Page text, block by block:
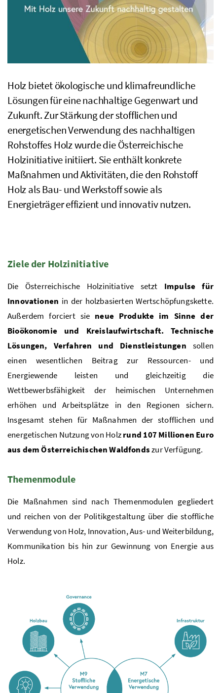
Holz bietet ökologische und klimafreundliche
Lösungen für eine nachhaltige Gegenwart und
Zukunft. Zur Stärkung der stofflichen und
energetischen Verwendung des nachhaltigen
Rohstoffes Holz wurde die Österreichische
Holzinitiative initiiert. Sie enthält konkrete
Maßnahmen und Aktivitäten, die den Rohstoff
Holz als Bau- und Werkstoff sowie als
Energieträger effizient und innovativ nutzen.
Ziele der Holzinitiative
Die Österreichische Holzinitiative setzt Impulse für
Innovationen in der holzbasierten Wertschöpfungskette.
Außerdem forciert sie neue Produkte im Sinne der
Bioökonomie und Kreislaufwirtschaft. Technische
Lösungen, Verfahren und Dienstleistungen sollen
einen wesentlichen Beitrag zur Ressourcen- und
Energiewende leisten und gleichzeitig die
Wettbewerbsfähigkeit der heimischen Unternehmen
erhöhen und Arbeitsplätze in den Regionen sichern.
Insgesamt stehen für Maßnahmen der stofflichen und
energetischen Nutzung von Holzrund 107 Millionen Euro
aus dem Österreichischen Waldfondszur Verfügung.
Themenmodule
Die Maßnahmen sind nach Themenmodulen gegliedert
und reichen von der Politikgestaltung über die stoff­liche
Verwendung von Holz, Innovation, Aus- und Weiterbildung,
Kommunikation bis hin zur Gewinnung von Energie aus
Holz.